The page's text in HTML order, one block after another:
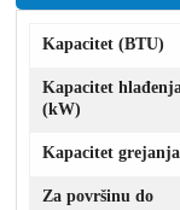
Kapacitet (BTU)
Kapacitet
(kW)
Kapacitet
Za površinu do